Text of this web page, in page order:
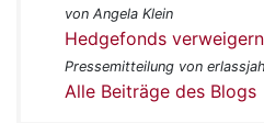
von Angela Klein
Hedgefonds
Pressemitteilung von
Alle Beiträge des Blogs